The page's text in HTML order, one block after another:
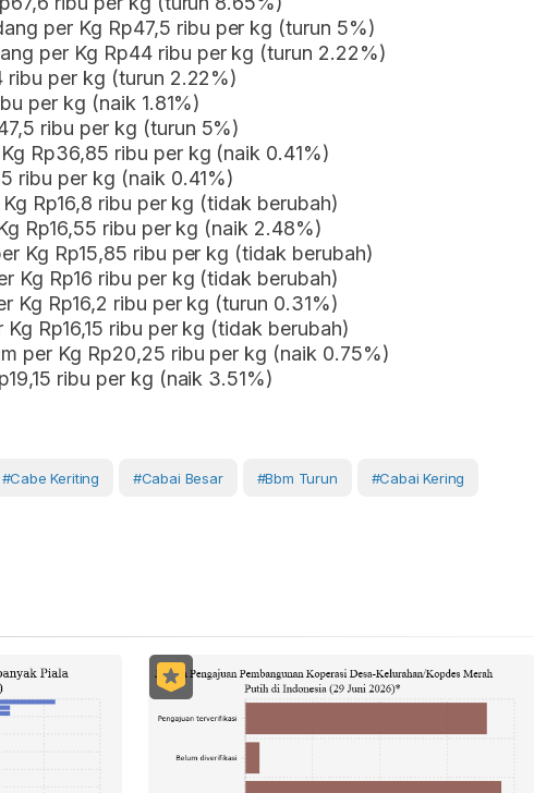
per Kg Rp47,5 ribu per kg (turun 5%)
per Kg Rp44 ribu per kg (turun 2.22%)
ribu per kg (turun 2.22%)
per kg (naik 1.81%)
ribu per kg (turun 5%)
Rp36,85 ribu per kg (naik 0.41%)
ribu per kg (naik 0.41%)
Rp16,8 ribu per kg (tidak berubah)
Rp16,55 ribu per kg (naik 2.48%)
Kg Rp15,85 ribu per kg (tidak berubah)
Kg Rp16 ribu per kg (tidak berubah)
Kg Rp16,2 ribu per kg (turun 0.31%)
Rp16,15 ribu per kg (tidak berubah)
per Kg Rp20,25 ribu per kg (naik 0.75%)
ribu per kg (naik 3.51%)
#Cabe Keriting #cabai Besar #bbm Turun #cabai Kering